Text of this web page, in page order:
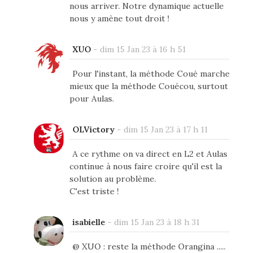
nous arriver. Notre dynamique actuelle
nous y amène tout droit !
XUO- dim 15 Jan 23 à 16 h 51
Pour l'instant, la méthode Coué marche
mieux que la méthode Couécou, surtout
pour Aulas.
OLVictory- dim 15 Jan 23 à 17 h 11
A ce rythme on va direct en L2 et Aulas
continue à nous faire croire qu'il est la
solution au problème.
C'est triste !
isabielle- dim 15 Jan 23 à 18 h 31
@ XUO : reste la méthode Orangina .....